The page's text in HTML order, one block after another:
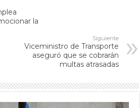
la
Siguiente
Viceministro de Transporte
aseguró que se cobrarán
multas atrasadas